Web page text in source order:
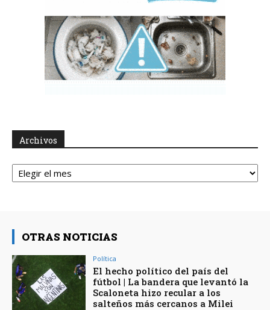
Archivos
Archivos
OTRAS NOTICIAS
Política
El hecho político del país del
fútbol | La bandera que levantó la
Scaloneta hizo recular a los
salteños más cercanos a Milei